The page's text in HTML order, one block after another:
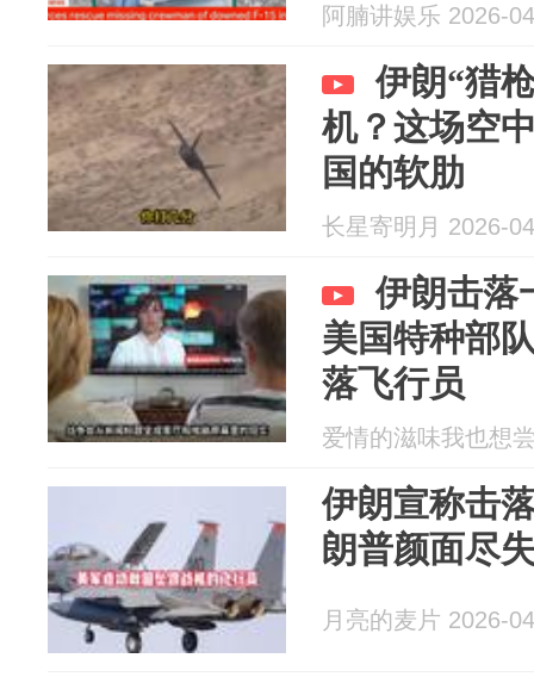
阿腩讲娱乐 2026-
伊朗“猎
机？这场空
国的软肋
长星寄明月 2026-
伊朗击落
美国特种部
落飞行员
爱情的滋味我也想
伊朗宣称击
朗普颜面尽
月亮的麦片 2026-